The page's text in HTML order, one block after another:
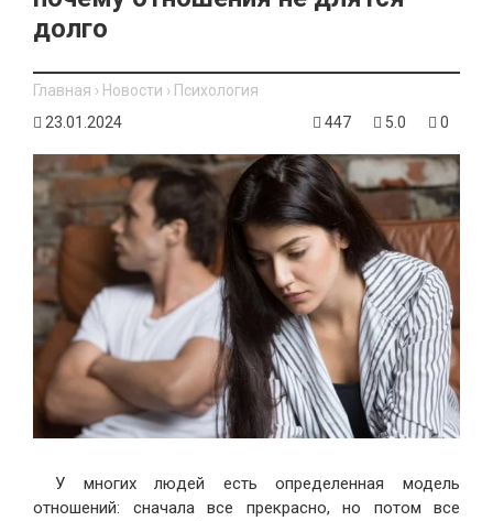
долго
Главная › Новости › Психология
23.01.2024
447 5.0 0
У многих людей есть определенная модель
отношений: сначала все прекрасно, но потом все